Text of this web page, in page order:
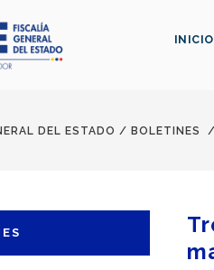
INICIO
DEL ESTADO / BOLETINES